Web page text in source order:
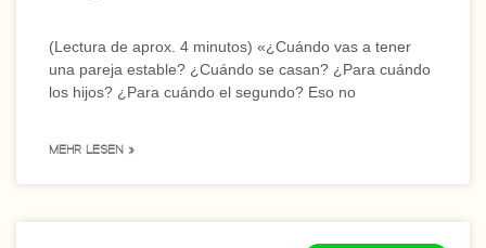
(Lectura de aprox. 4 minutos) «¿Cuándo vas a tener
una pareja estable? ¿Cuándo se casan? ¿Para cuándo
los hijos? ¿Para cuándo el segundo? Eso no
MEHR LESEN »